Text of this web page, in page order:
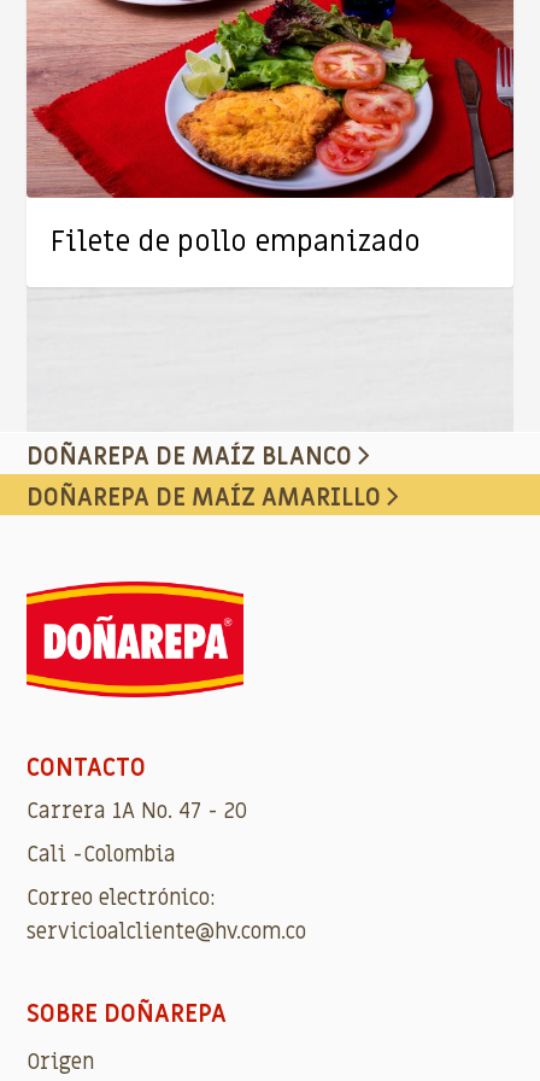
Filete de pollo empanizado
DOÑAREPA DE MAÍZ BLANCO
DOÑAREPA DE MAÍZ AMARILLO
CONTACTO
Carrera 1A No. 47 - 20
Cali -Colombia
Correo electrónico:
servicioalcliente@hv.com.co
SOBRE DOÑAREPA
Origen